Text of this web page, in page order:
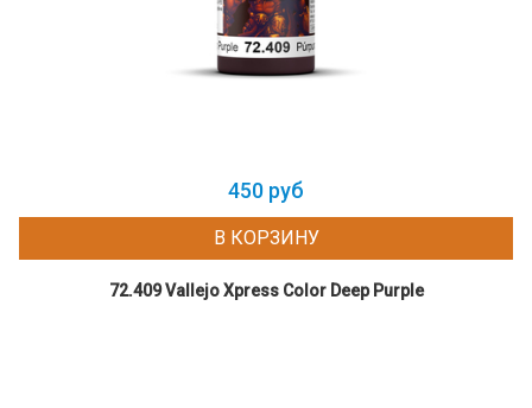
450 руб
В КОРЗИНУ
72.409 Vallejo Xpress Color Deep Purple